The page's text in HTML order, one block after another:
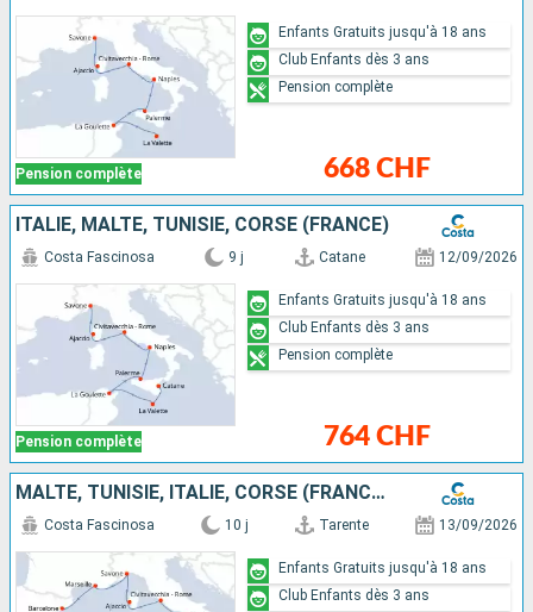
Pension complète 668 CHF
Enfants Gratuits jusqu'à 18 ans
Club Enfants dès 3 ans
Pension complète
ITALIE, MALTE, TUNISIE, CORSE (FRANCE)
Pension complète
Costa Fascinosa 9 j Catane 12/09/2026
764 CHF
Enfants Gratuits jusqu'à 18 ans
Club Enfants dès 3 ans
Pension complète
MALTE, TUNISIE, ITALIE, CORSE (FRANCE), FRANCE, ESPAGNE
Costa Fascinosa 10 j Tarente 13/09/2026
Enfants Gratuits jusqu'à 18 ans
Club Enfants dès 3 ans